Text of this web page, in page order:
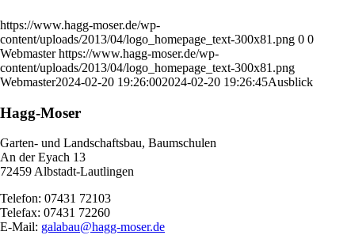
https://www.hagg-moser.de/wp-
content/uploads/2013/04/logo_homepage_text-300x81.png 0 0
Webmaster https://www.hagg-moser.de/wp-
content/uploads/2013/04/logo_homepage_text-300x81.png
Webmaster2024-02-20 19:26:002024-02-20 19:26:45Ausblick
Hagg-Moser
Garten- und Landschaftsbau, Baumschulen
An der Eyach 13
72459 Albstadt-Lautlingen
Telefon: 07431 72103
Telefax: 07431 72260
E-Mail: galabau@hagg-moser.de